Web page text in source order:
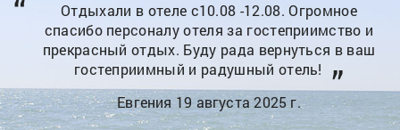
Отдыхали в отеле с10.08 -12.08. Огромное
спасибо персоналу отеля за гостеприимство и
прекрасный отдых. Буду рада вернуться в ваш
гостеприимный и радушный отель!
Евгения 19 августа 2025 г.